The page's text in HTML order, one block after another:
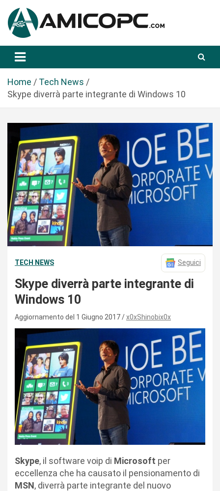
a
Amicopc.com
Home
Tech News
Skype diverrà parte integrante di Windows 10
TECH NEWS Seguici
Skype diverrà parte integrante di
Windows 10
Aggiornamento del 1 Giugno 2017 x0xShinobix0x
Skype, il software voip di Microsoft per
eccellenza che ha causato il pensionamento di
MSN, diverrà parte integrante del nuovo